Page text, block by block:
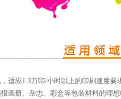
适应1.3万印/小时以上的印刷速度
画册、杂志、彩盒等包装材料的理